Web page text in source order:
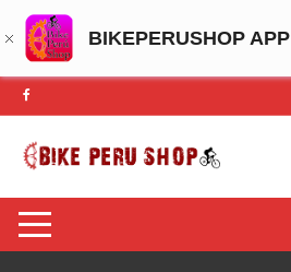
BIKEPERUSHOP APP
Saltar
al
contenido